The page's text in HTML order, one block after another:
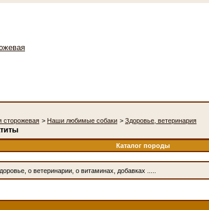
> Наши любимые собаки > Здоровье, ветеринария
Каталог породы
о ветеринарии, о витаминах, добавках .....